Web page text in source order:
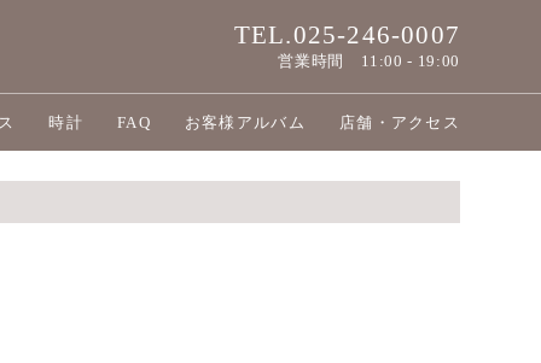
TEL.025-246-0007
営業時間 11:00 - 19:00
時計 FAQ お客様アルバム 店舗・アクセス